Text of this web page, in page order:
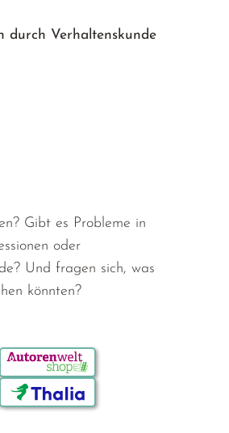
durch Verhaltenskunde
Gibt es Probleme in
oder
Und fragen sich, was
könnten?